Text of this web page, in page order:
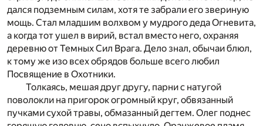
дался подземным силам, хотя те забрали его звериную
мощь. Стал младшим волхвом у мудрого деда Огневита,
а когда тот ушел в вирий, встал вместо него, охраняя
деревню от Темных Сил Врага. Дело знал, обычаи блюл,
к тому же изо всех обрядов больше всего любил
Посвящение в Охотники.
Толкаясь, мешая друг другу, парни с натугой
поволокли на пригорок огромный круг, обвязанный
пучками сухой травы, обмазанный дегтем. Олег поднес